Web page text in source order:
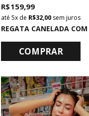
R$ 159,99
5x de R$ 32,00 sem juros
COMPRAR